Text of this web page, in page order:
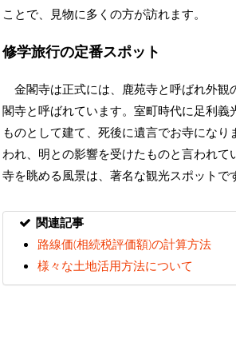
ことで、見物に多くの方が訪れます。
修学旅行の定番スポット
金閣寺は正式には、鹿苑寺と呼ばれ外観
閣寺と呼ばれています。室町時代に足利義
ものとして建て、死後に遺言でお寺になり
われ、明との影響を受けたものと言われて
寺を眺める風景は、著名な観光スポットで
関連記事
路線価(相続税評価額)の計算方法
様々な土地活用方法について